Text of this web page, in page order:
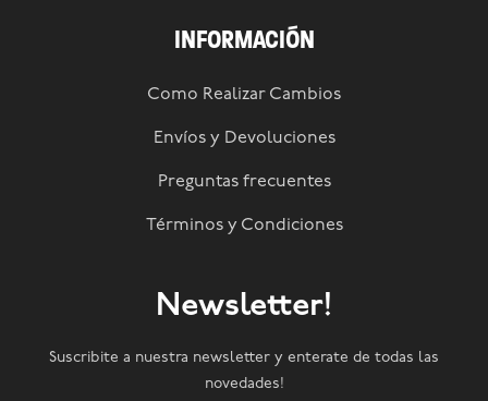
INFORMACIÓN
Como Realizar Cambios
Envíos y Devoluciones
Preguntas frecuentes
Términos y Condiciones
Newsletter!
Suscribite a nuestra newsletter y enterate de todas las
novedades!